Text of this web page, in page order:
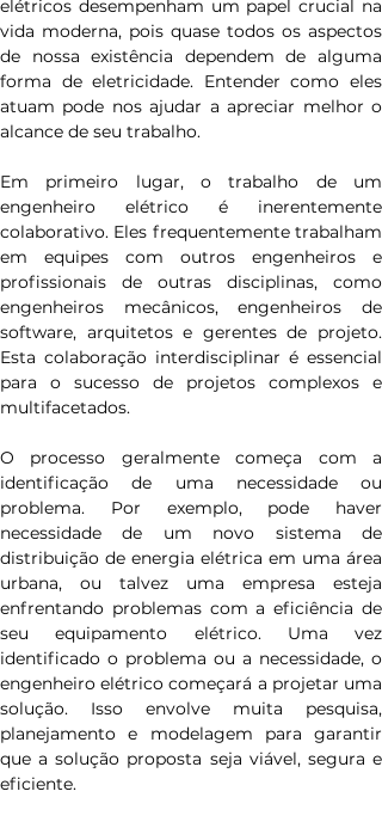
elétricos desempenham um papel crucial na
vida moderna, pois quase todos os aspectos
de nossa existência dependem de alguma
forma de eletricidade. Entender como eles
atuam pode nos ajudar a apreciar melhor o
alcance de seu trabalho.
Em primeiro lugar, o trabalho de um
engenheiro elétrico é inerentemente
colaborativo. Eles frequentemente trabalham
em equipes com outros engenheiros e
profissionais de outras disciplinas, como
engenheiros mecânicos, engenheiros de
software, arquitetos e gerentes de projeto.
Esta colaboração interdisciplinar é essencial
para o sucesso de projetos complexos e
multifacetados.
O processo geralmente começa com a
identificação de uma necessidade ou
problema. Por exemplo, pode haver
necessidade de um novo sistema de
distribuição de energia elétrica em uma área
urbana, ou talvez uma empresa esteja
enfrentando problemas com a eficiência de
seu equipamento elétrico. Uma vez
identificado o problema ou a necessidade, o
engenheiro elétrico começará a projetar uma
solução. Isso envolve muita pesquisa,
planejamento e modelagem para garantir
que a solução proposta seja viável, segura e
eficiente.